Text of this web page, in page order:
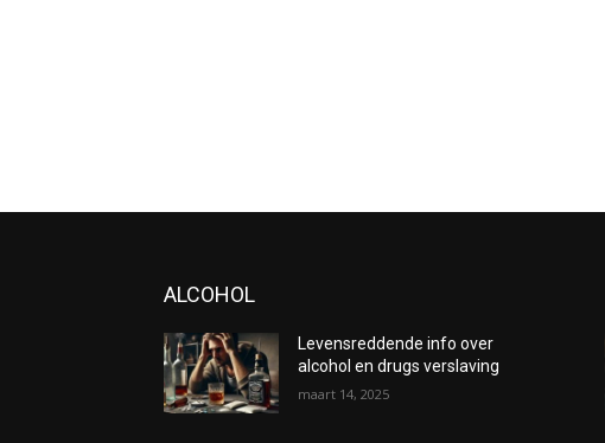
ALCOHOL
Levensreddende info over
alcohol en drugs verslaving
maart 14, 2025